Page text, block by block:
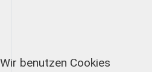
Wir benutzen Cookies